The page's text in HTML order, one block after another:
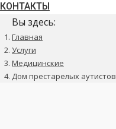
КОНТАКТЫ
Вы здесь:
Главная
Услуги
Медицинские
Дом престарелых аутистов